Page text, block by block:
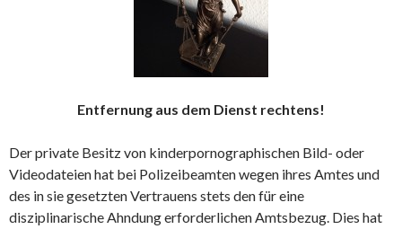
Entfernung aus dem Dienst rechtens!
Der private Besitz von kinderpornographischen Bild- oder
Videodateien hat bei Polizeibeamten wegen ihres Amtes und
des in sie gesetzten Vertrauens stets den für eine
disziplinarische Ahndung erforderlichen Amtsbezug. Dies hat